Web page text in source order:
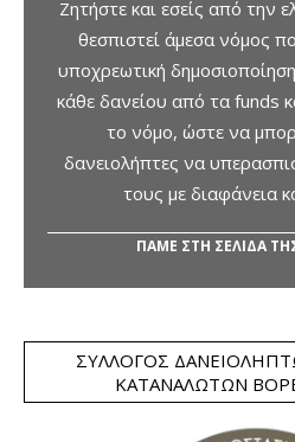
Ζητήστε και εσείς από την
θεσπιστεί άμεσα νόμος
υποχρεωτική
κάθε δανείου από τα funds
το νόμο, ώστε να
δανειολήπτες να
τους με διαφάνεια
ΠΑΜΕ ΣΤΗ ΣΕΛΙΔΑ
ΣΎΛΛΟΓΟΣ
ΚΑΤΑΝΑΛΩΤΏΝ